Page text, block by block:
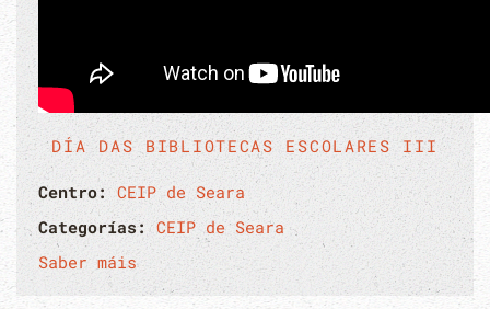
DÍA DAS BIBLIOTECAS ESCOLARES III
Centro: CEIP de Seara
Categorías:CEIP de Seara
Saber máis